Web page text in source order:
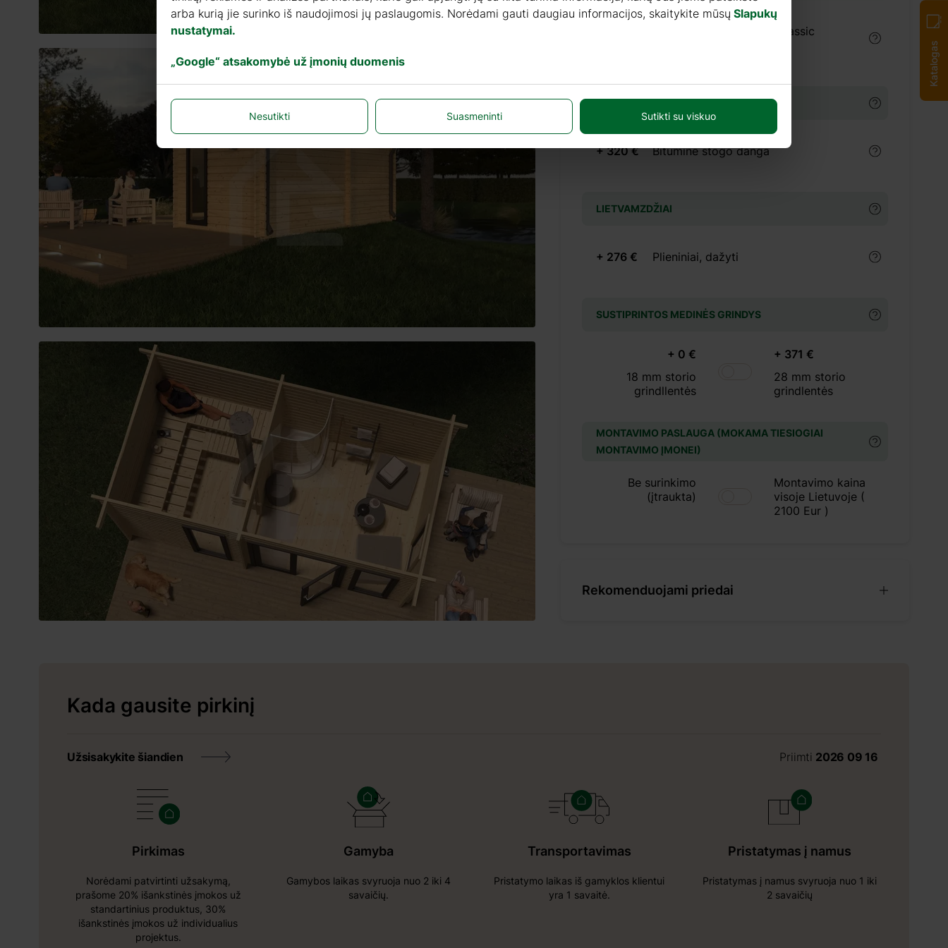
Dažai TIKKURILA Ultra Classic
BITUMINĖ STOGO DANGA
+ 320 € Bituminė stogo danga
LIETVAMZDŽIAI
+ 276 € Plieniniai, dažyti
SUSTIPRINTOS MEDINĖS GRINDYS
+ 0 €
18 mm storio
grindllentės
+ 371 €
28 mm storio
grindlentės
MONTAVIMO PASLAUGA (MOKAMA TIESIOGIAI
MONTAVIMO ĮMONEI)
Be surinkimo
(įtraukta)
Montavimo kaina
visoje Lietuvoje (
2100 Eur )
Rekomenduojami priedai
Kada gausite pirkinį
Užsisakykite šiandien Priimti 2026 09 16
Pirkimas
Norėdami patvirtinti užsakymą,
prašome 20% išankstinės įmokos už
standartinius produktus, 30%
išankstinės įmokos už individualius
projektus.
Gamyba
Gamybos laikas svyruoja nuo 2 iki 4
savaičių.
Transportavimas
Pristatymo laikas iš gamyklos klientui
yra 1 savaitė.
Pristatymas į namus
Pristatymas į namus svyruoja nuo 1 iki
2 savaičių
Katalogas
arba kurią jie surinko iš naudojimosi jų paslaugomis. Norėdami gauti daugiau informacijos, skaitykite mūsų Slapukų
nustatymai.
„Google“ atsakomybė už įmonių duomenis
Nesutikti Suasmeninti Sutikti su viskuo